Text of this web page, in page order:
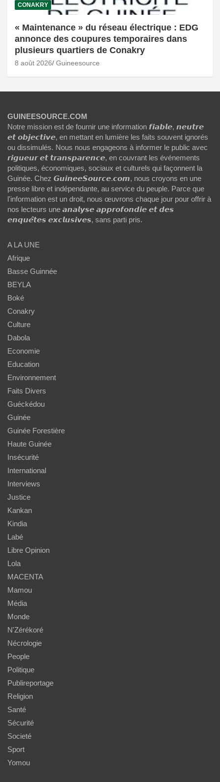
CONAKRY
« Maintenance » du réseau électrique : EDG
annonce des coupures temporaires dans
plusieurs quartiers de Conakry
8 août 2026 Guineesource
GUINEESOURCE.COM
Notre mission est de fournir une information 𝙛𝙞𝙖𝙗𝙡𝙚, 𝙣𝙚𝙪𝙩𝙧𝙚
𝙚𝙩 𝙤𝙗𝙟𝙚𝙘𝙩𝙞𝙫𝙚, en mettant en lumière les faits souvent ignorés
ou dissimulés. Nous nous engageons à informer le public avec
𝙧𝙞𝙜𝙪𝙚𝙪𝙧 𝙚𝙩 𝙩𝙧𝙖𝙣𝙨𝙥𝙖𝙧𝙚𝙣𝙘𝙚, en couvrant les événements
politiques, économiques, sociaux et culturels qui façonnent la
Guinée. Chez 𝙂𝙪𝙞𝙣𝙚𝙚𝙎𝙤𝙪𝙧𝙘𝙚.𝙘𝙤𝙢, nous croyons en une
presse libre et indépendante, au service du peuple. Parce que
l'information est un droit, nous œuvrons chaque jour pour offrir à
nos lecteurs une 𝙖𝙣𝙖𝙡𝙮𝙨𝙚 𝙖𝙥𝙥𝙧𝙤𝙛𝙤𝙣𝙙𝙞𝙚 𝙚𝙩 𝙙𝙚𝙨
𝙚𝙣𝙦𝙪𝙚̂𝙩𝙚𝙨 𝙚𝙭𝙘𝙡𝙪𝙨𝙞𝙫𝙚𝙨, sans parti pris.
A LA UNE
Afrique
Basse Guinnée
BEYLA
Boké
Conakry
Culture
Dabola
Economie
Education
Environnement
Faits Divers
Guéckédou
Guinée
Guinée Forestière
Haute Guinée
Insécurité
International
Interviews
Justice
Kankan
Kindia
Labé
Libre Opinion
Lola
MACENTA
Mamou
Média
Monde
N'Zérékoré
Nécrologie
People
Politique
Publireportage
Religion
Santé
Sécurité
Societé
Sport
Yomou